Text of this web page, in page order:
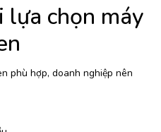
lựa chọn máy
phù hợp, doanh nghiệp nên